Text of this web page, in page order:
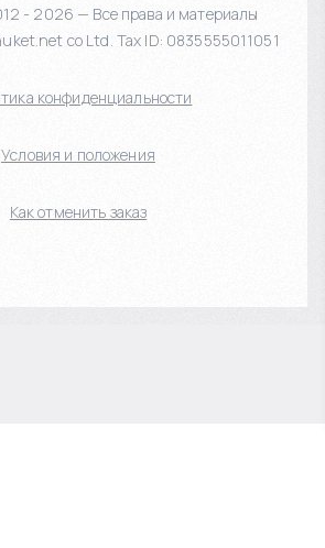
- 2026 — Все права и материалы
co Ltd. Tax ID: 0835555011051
конфиденциальности
Условия и положения
Как отменить заказ